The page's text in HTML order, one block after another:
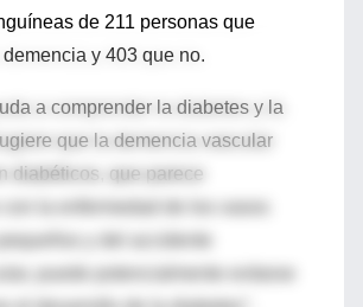
de 211 personas que
y 403 que no.
a comprender la diabetes y la
que la demencia vascular
diabéticos, que parece
y del accidente